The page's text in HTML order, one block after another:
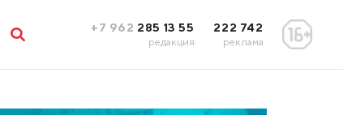
+7 962 285 13 55
редакция
222 742
реклама